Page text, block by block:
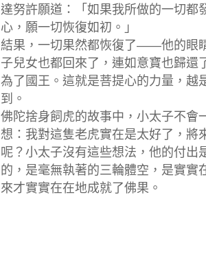
達努許願道：「如果我所做的一切都
心，願一切恢復如初。」
結果，一切果然都恢復了——他的眼
子兒女也都回來了，連如意寶也歸還
為了國王。這就是菩提心的力量，越
到。
佛陀捨身飼虎的故事中，小太子不會
想：我對這隻老虎實在是太好了，將
呢？小太子沒有這些想法，他的付出
的， 是毫無執著的三輪體空，是實實
來才實實在在地成就了佛果。